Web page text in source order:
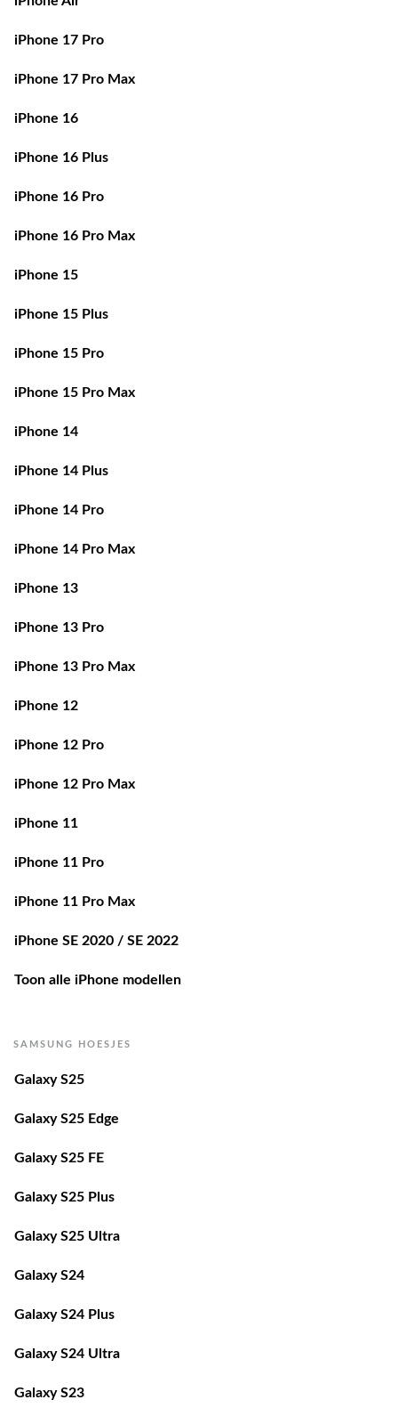
iPhone 17 Pro
iPhone 17 Pro Max
iPhone 16
iPhone 16 Plus
iPhone 16 Pro
iPhone 16 Pro Max
iPhone 15
iPhone 15 Plus
iPhone 15 Pro
iPhone 15 Pro Max
iPhone 14
iPhone 14 Plus
iPhone 14 Pro
iPhone 14 Pro Max
iPhone 13
iPhone 13 Pro
iPhone 13 Pro Max
iPhone 12
iPhone 12 Pro
iPhone 12 Pro Max
iPhone 11
iPhone 11 Pro
iPhone 11 Pro Max
iPhone SE 2020 / SE 2022
Toon alle iPhone modellen
SAMSUNG HOESJES
Galaxy S25
Galaxy S25 Edge
Galaxy S25 FE
Galaxy S25 Plus
Galaxy S25 Ultra
Galaxy S24
Galaxy S24 Plus
Galaxy S24 Ultra
Galaxy S23